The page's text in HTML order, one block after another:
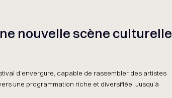
nouvelle scène culturelle
d’envergure, capable de rassembler des artistes
une programmation riche et diversifiée. Jusqu’à